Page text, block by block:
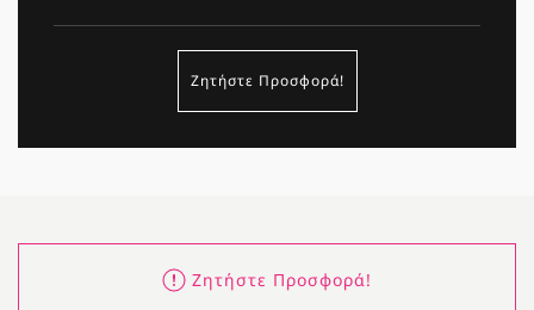
Ζητήστε Προσφορά!
Ζητήστε Προσφορά!